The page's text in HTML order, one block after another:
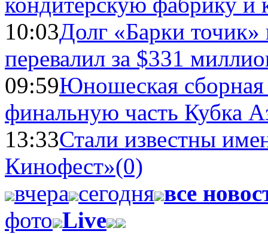
10:03Долг «Барки
перевалил за $331
09:59Юношеская
финальную часть Кубка
13:33Стали известны
Кинофест»(0)
вчера сегодня все
фото Live